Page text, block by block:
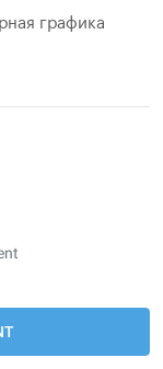
графика